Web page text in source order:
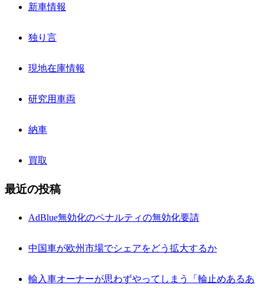
新車情報
独り言
現地在庫情報
研究用車両
納車
買取
最近の投稿
AdBlue無効化のペナルティの無効化要請
中国車が欧州市場でシェアをどう拡大するか
輸入車オーナーが思わずやってしまう「輪止めあるあ